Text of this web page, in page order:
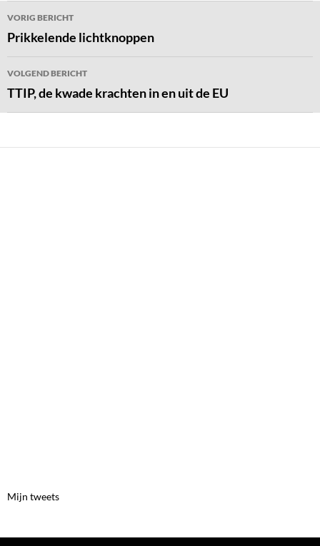
Bericht
navigatie
VORIG BERICHT
Prikkelende lichtknoppen
VOLGEND BERICHT
TTIP, de kwade krachten in en uit de EU
Mijn tweets